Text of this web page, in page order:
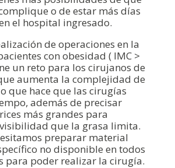
o de estar más días
el hospital ingresado.
de operaciones en la
con obesidad ( IMC >
un reto para los cirujanos de
aumenta la complejidad de
que hace que las cirugías
además de precisar
más grandes para
que la grasa limita.
preparar material
no disponible en todos
para poder realizar la cirugía.